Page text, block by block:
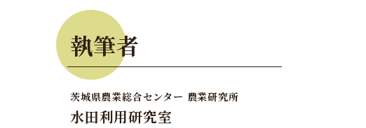
執筆者
茨城県農業総合センター 農業研究所
水田利用研究室